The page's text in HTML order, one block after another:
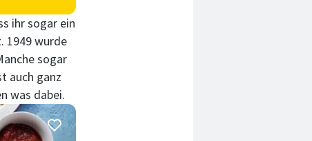
ihr sogar ein
1949 wurde
sogar
auch ganz
was dabei.